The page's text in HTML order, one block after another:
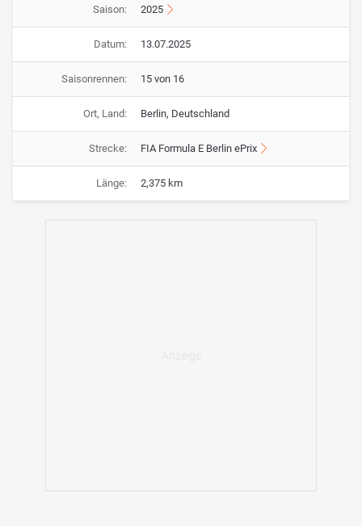
Saison: 2025
Datum: 13.07.2025
Saisonrennen: 15 von 16
Ort, Land: Berlin, Deutschland
Strecke: FIA Formula E Berlin ePrix
Länge: 2,375 km